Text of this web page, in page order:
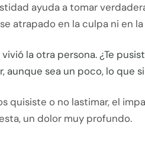
ayuda a tomar
atrapado en la culpa ni en
la otra persona. ¿Te
aunque sea un poco, lo que
quisiste o no lastimar, el
un dolor muy profundo.